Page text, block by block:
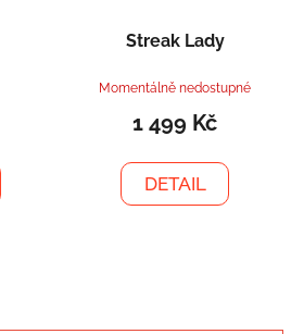
Streak Lady
Momentálně nedostupné
1 499 Kč
DETAIL